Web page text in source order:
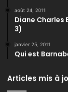
août 24, 2011
Diane Charles
3)
janvier 25, 2011
Qui est
Articles mis à